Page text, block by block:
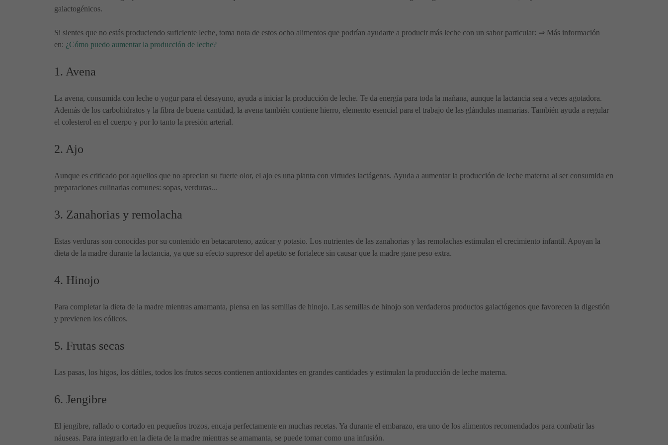
galactogénicos.
Si sientes que no estás produciendo suficiente leche, toma nota de estos ocho alimentos que podrían ayudarte a producir más leche con un sabor particular: ⇒ Más información
en: ¿Cómo puedo aumentar la producción de leche?
1. Avena
La avena, consumida con leche o yogur para el desayuno, ayuda a iniciar la producción de leche. Te da energía para toda la mañana, aunque la lactancia sea a veces agotadora.
Además de los carbohidratos y la fibra de buena cantidad, la avena también contiene hierro, elemento esencial para el trabajo de las glándulas mamarias. También ayuda a regular
el colesterol en el cuerpo y por lo tanto la presión arterial.
2. Ajo
Aunque es criticado por aquellos que no aprecian su fuerte olor, el ajo es una planta con virtudes lactágenas. Ayuda a aumentar la producción de leche materna al ser consumida en
preparaciones culinarias comunes: sopas, verduras...
3. Zanahorias y remolacha
Estas verduras son conocidas por su contenido en betacaroteno, azúcar y potasio. Los nutrientes de las zanahorias y las remolachas estimulan el crecimiento infantil. Apoyan la
dieta de la madre durante la lactancia, ya que su efecto supresor del apetito se fortalece sin causar que la madre gane peso extra.
4. Hinojo
Para completar la dieta de la madre mientras amamanta, piensa en las semillas de hinojo. Las semillas de hinojo son verdaderos productos galactógenos que favorecen la digestión
y previenen los cólicos.
5. Frutas secas
Las pasas, los higos, los dátiles, todos los frutos secos contienen antioxidantes en grandes cantidades y estimulan la producción de leche materna.
6. Jengibre
El jengibre, rallado o cortado en pequeños trozos, encaja perfectamente en muchas recetas. Ya durante el embarazo, era uno de los alimentos recomendados para combatir las
náuseas. Para integrarlo en la dieta de la madre mientras se amamanta, se puede tomar como una infusión.